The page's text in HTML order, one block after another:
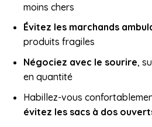
moins chers
Évitez les marchands
produits fragiles
Négociez avec le sourire,
en quantité
Habillez-vous
évitez les sacs à dos